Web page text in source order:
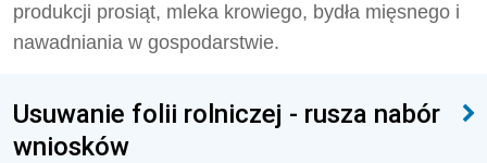
produkcji prosiąt, mleka krowiego, bydła mięsnego i
nawadniania w gospodarstwie.
Usuwanie folii rolniczej - rusza nabór
wniosków